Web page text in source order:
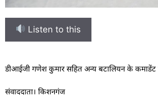
Listen to this
डीआईजी गणेश कुमार सहित अन्य बटालियन के कमाडेंट
संवाददाता। किशनगंज